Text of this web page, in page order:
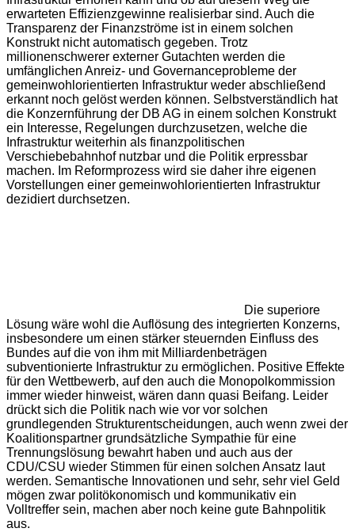
erwarteten Effizienzgewinne realisierbar sind. Auch die
Transparenz der Finanzströme ist in einem solchen
Konstrukt nicht automatisch gegeben. Trotz
millionenschwerer externer Gutachten werden die
umfänglichen Anreiz- und Governanceprobleme der
gemeinwohlorientierten Infrastruktur weder abschließend
erkannt noch gelöst werden können. Selbstverständlich hat
die Konzernführung der DB AG in einem solchen Konstrukt
ein Interesse, Regelungen durchzusetzen, welche die
Infrastruktur weiterhin als finanzpolitischen
Verschiebebahnhof nutzbar und die Politik erpressbar
machen. Im Reformprozess wird sie daher ihre eigenen
Vorstellungen einer gemeinwohlorientierten Infrastruktur
dezidiert durchsetzen.
Die superiore
Lösung wäre wohl die Auflösung des integrierten Konzerns,
insbesondere um einen stärker steuernden Einfluss des
Bundes auf die von ihm mit Milliardenbeträgen
subventionierte Infrastruktur zu ermöglichen. Positive Effekte
für den Wettbewerb, auf den auch die Monopolkommission
immer wieder hinweist, wären dann quasi Beifang. Leider
drückt sich die Politik nach wie vor vor solchen
grundlegenden Strukturentscheidungen, auch wenn zwei der
Koalitionspartner grundsätzliche Sympathie für eine
Trennungslösung bewahrt haben und auch aus der
CDU/CSU wieder Stimmen für einen solchen Ansatz laut
werden. Semantische Innovationen und sehr, sehr viel Geld
mögen zwar politökonomisch und kommunikativ ein
Volltreffer sein, machen aber noch keine gute Bahnpolitik
aus.